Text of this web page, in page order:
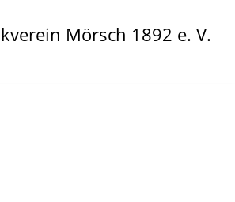
Mörsch 1892 e. V.